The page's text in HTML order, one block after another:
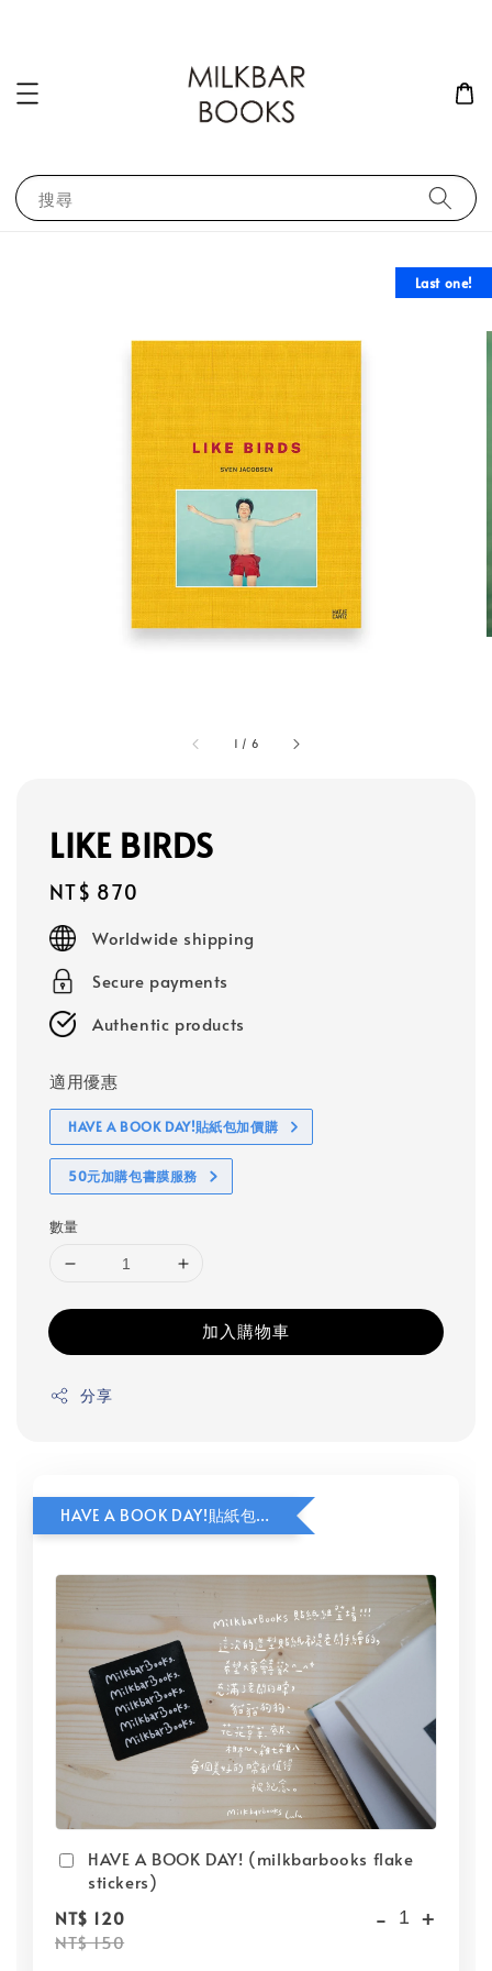
搜尋
1 / 6
Last one!
LIKE BIRDS
Regular
price
NT$ 870
Worldwide shipping
Secure payments
Authentic products
適用優惠
HAVE A BOOK DAY!貼紙包加價購
50元加購包書膜服務
數量
加入購物車
分享
HAVE A BOOK DAY!貼紙包加價購
HAVE A BOOK DAY! (milkbarbooks flake
stickers)
NT$ 120
NT$ 150
- +